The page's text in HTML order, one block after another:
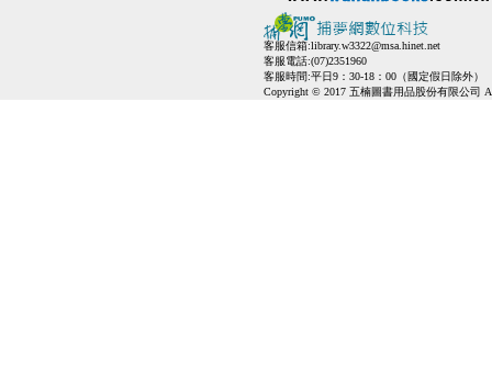
客服信箱:library.w3322@msa.hinet.net
客服電話:(07)2351960
客服時間:平日9：30-18：00（國定假日除外）
Copyright © 2017 五楠圖書用品股份有限公司